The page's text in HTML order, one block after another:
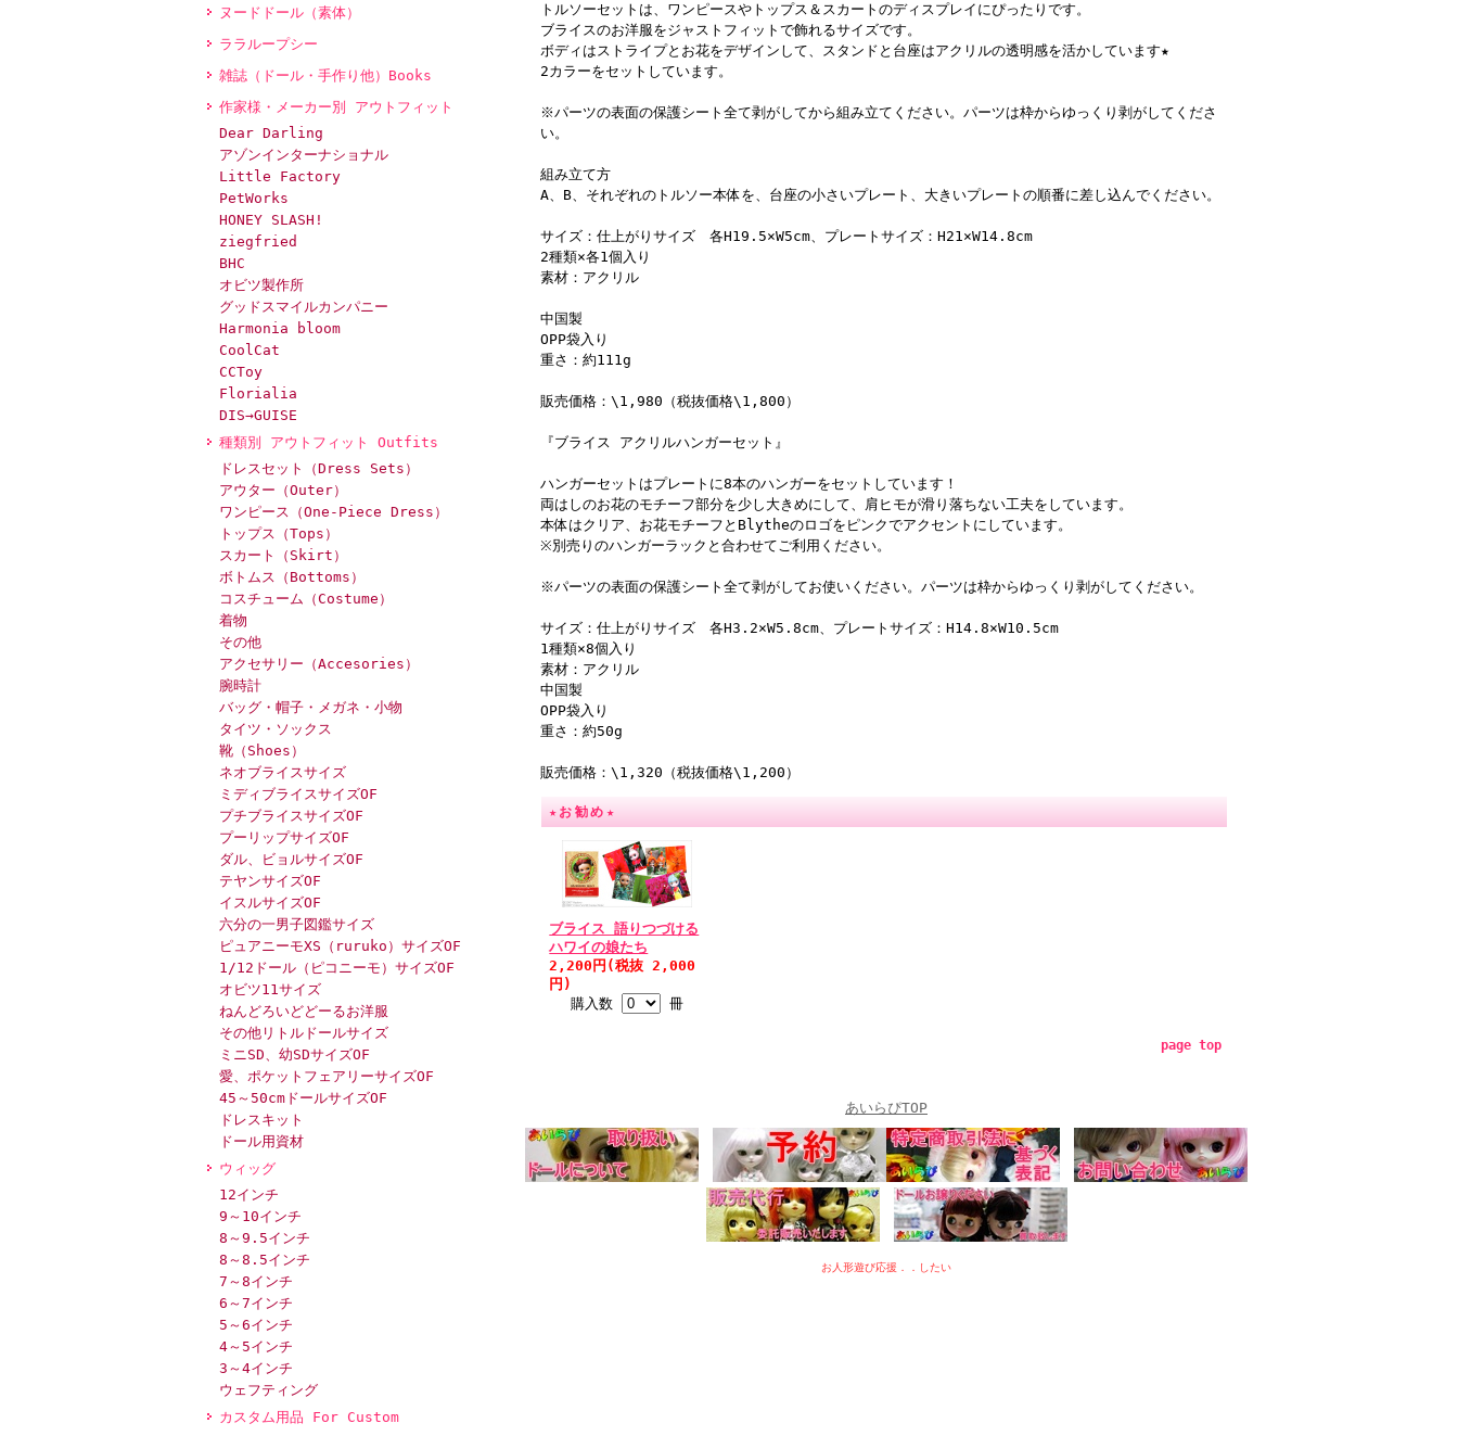
ヌードドール（素体）
ララループシー
雑誌（ドール・手作り他）Books
作家様・メーカー別 アウトフィット
Dear Darling
アゾンインターナショナル
Little Factory
PetWorks
HONEY SLASH!
ziegfried
BHC
オビツ製作所
グッドスマイルカンパニー
Harmonia bloom
CoolCat
CCToy
Florialia
DIS→GUISE
種類別 アウトフィット Outfits
ドレスセット（Dress Sets）
アウター（Outer）
ワンピース（One-Piece Dress）
トップス（Tops）
スカート（Skirt）
ボトムス（Bottoms）
コスチューム（Costume）
着物
その他
アクセサリー（Accesories）
腕時計
バッグ・帽子・メガネ・小物
タイツ・ソックス
靴（Shoes）
ネオブライスサイズ
ミディブライスサイズOF
プチブライスサイズOF
プーリップサイズOF
ダル、ビョルサイズOF
テヤンサイズOF
イスルサイズOF
六分の一男子図鑑サイズ
ピュアニーモXS（ruruko）サイズOF
1/12ドール（ピコニーモ）サイズOF
オビツ11サイズ
ねんどろいどどーるお洋服
その他リトルドールサイズ
ミニSD、幼SDサイズOF
愛、ポケットフェアリーサイズOF
45～50cmドールサイズOF
ドレスキット
ドール用資材
ウィッグ
12インチ
9～10インチ
8～9.5インチ
8～8.5インチ
7～8インチ
6～7インチ
5～6インチ
4～5インチ
3～4インチ
ウェフティング
カスタム用品 For Custom
トルソーセットは、ワンピースやトップス＆スカートのディスプレイにぴったりです。
ブライスのお洋服をジャストフィットで飾れるサイズです。
ボディはストライプとお花をデザインして、スタンドと台座はアクリルの透明感を活かしています★
2カラーをセットしています。
※パーツの表面の保護シート全て剥がしてから組み立てください。パーツは枠からゆっくり剥がしてくださ
い。
組み立て方
A、B、それぞれのトルソー本体を、台座の小さいプレート、大きいプレートの順番に差し込んでください。
サイズ：仕上がりサイズ 各H19.5×W5cm、プレートサイズ：H21×W14.8cm
2種類×各1個入り
素材：アクリル
中国製
OPP袋入り
重さ：約111g
販売価格：\1,980（税抜価格\1,800）
『ブライス アクリルハンガーセット』
ハンガーセットはプレートに8本のハンガーをセットしています！
両はしのお花のモチーフ部分を少し大きめにして、肩ヒモが滑り落ちない工夫をしています。
本体はクリア、お花モチーフとBlytheのロゴをピンクでアクセントにしています。
※別売りのハンガーラックと合わせてご利用ください。
※パーツの表面の保護シート全て剥がしてお使いください。パーツは枠からゆっくり剥がしてください。
サイズ：仕上がりサイズ 各H3.2×W5.8cm、プレートサイズ：H14.8×W10.5cm
1種類×8個入り
素材：アクリル
中国製
OPP袋入り
重さ：約50g
販売価格：\1,320（税抜価格\1,200）
★お勧め★
ブライス 語りつづける
ハワイの娘たち
2,200円(税抜 2,000
円)
購入数
冊
page top
あいらぴTOP
お人形遊び応援．．したい